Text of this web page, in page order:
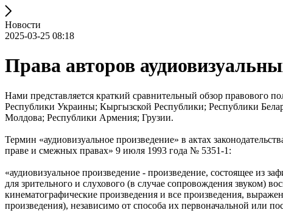
Новости
2025-03-25 08:18
Права авторов
Нами представляется краткий сравнительный обзор правового
Республики Украины; Кыргызской Республики; Республики
Молдова; Республики Армения; Грузии.
Термин «аудиовизуальное произведение» в актах
праве и смежных правах» 9 июля 1993 года № 5351-1:
«аудиовизуальное произведение - произведение, состоящее из
для зрительного и слухового (в случае сопровождения звуком)
кинематографические произведения и все произведения,
произведения), независимо от способа их первоначальной или